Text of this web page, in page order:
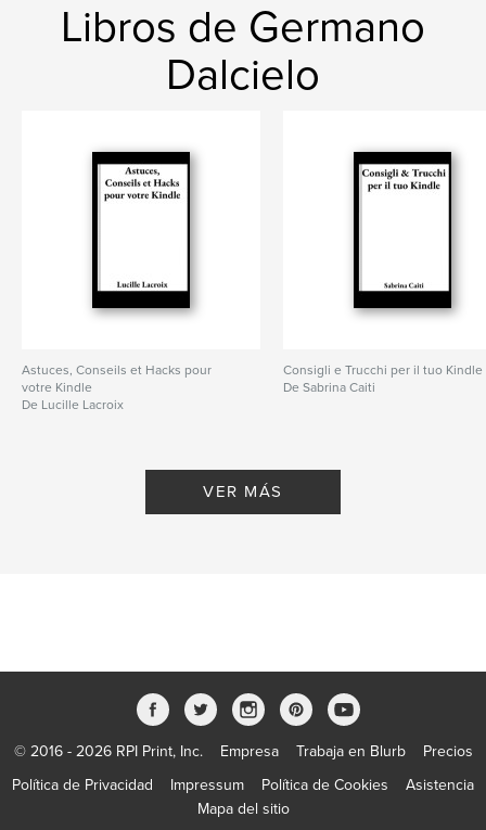
Libros de Germano
Dalcielo
Astuces, Conseils et Hacks pour
votre Kindle
De Lucille Lacroix
Consigli e Trucchi per il tuo Kindle
De Sabrina Caiti
VER MÁS
© 2016 - 2026 RPI Print, Inc. Empresa Trabaja en Blurb
Precios
Política de Privacidad
Impressum Política de Cookies
Asistencia
Mapa del sitio